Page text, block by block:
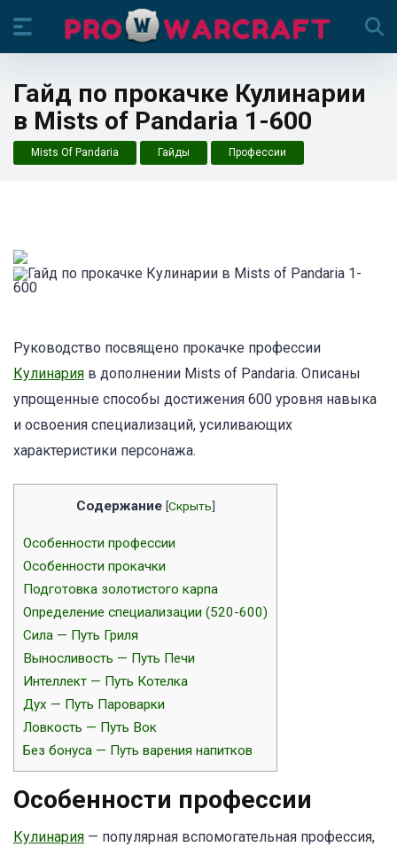
Гайд по прокачке Кулинарии
в Mists of Pandaria 1-600
ГлавнаяMists Of Pandaria Гайды Профессии
Руководство посвящено прокачке профессии
Кулинария в дополнении Mists of Pandaria. Описаны
упрощенные способы достижения 600 уровня навыка
и освоения специализаций, усиливающих
характеристики персонажа.
Содержание [Скрыть]
Особенности профессии
Особенности прокачки
Подготовка золотистого карпа
Определение специализации (520-600)
Сила — Путь Гриля
Выносливость — Путь Печи
Интеллект — Путь Котелка
Дух — Путь Пароварки
Ловкость — Путь Вок
Без бонуса — Путь варения напитков
Особенности профессии
Кулинария — популярная вспомогательная профессия,